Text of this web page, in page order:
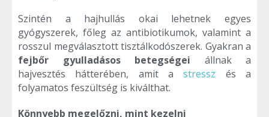
Szintén a hajhullás okai lehetnek egyes
gyógyszerek, főleg az antibiotikumok, valamint a
rosszul megválasztott tisztálkodószerek. Gyakran a
fejbőr gyulladásos betegségei állnak a
hajvesztés hátterében, amit astressz és a
folyamatos feszültség is kiválthat.
Könnyebb megelőzni, mint kezelni